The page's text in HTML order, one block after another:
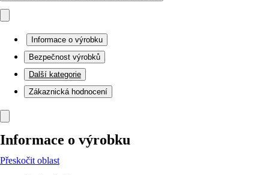
Informace o výrobku
Bezpečnost výrobků
Další kategorie
Zákaznická hodnocení
Informace o výrobku
Přeskočit oblast